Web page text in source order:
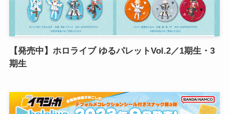
【発売中】ホロライブ ゆるパレットVol.2／1期生・3
期生